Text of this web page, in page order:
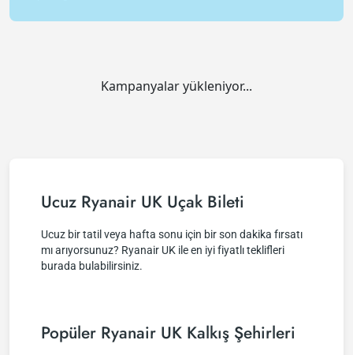
Kampanyalar yükleniyor...
Ucuz Ryanair UK Uçak Bileti
Ucuz bir tatil veya hafta sonu için bir son dakika fırsatı
mı arıyorsunuz? Ryanair UK ile en iyi fiyatlı teklifleri
burada bulabilirsiniz.
Popüler Ryanair UK Kalkış Şehirleri